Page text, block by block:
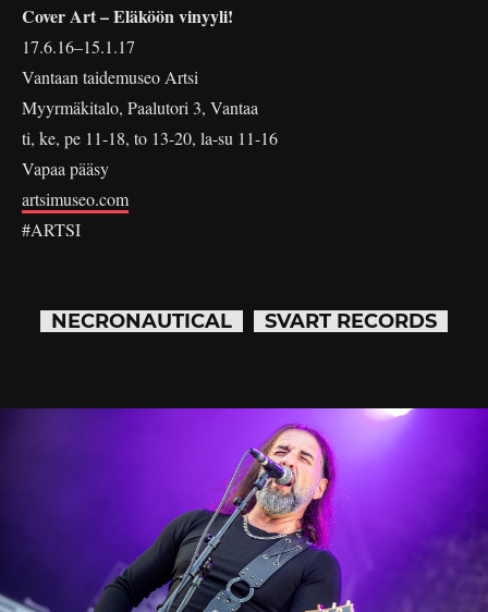
Cover Art – Eläköön vinyyli!
17.6.16–15.1.17
Vantaan taidemuseo Artsi
Myyrmäkitalo, Paalutori 3, Vantaa
ti, ke, pe 11-18, to 13-20, la-su 11-16
Vapaa pääsy
artsimuseo.com
#ARTSI
NECRONAUTICAL SVART RECORDS